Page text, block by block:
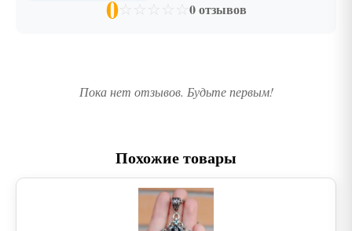
0☆ ☆ ☆ ☆ ☆ 0 отзывов
Пока нет отзывов. Будьте первым!
Похожие товары